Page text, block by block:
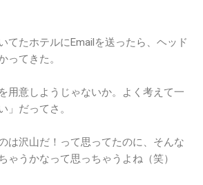
てたホテルにEmailを送ったら、ヘッド
ってきた。
用意しようじゃないか。よく考えて一
」だってさ。
は沢山だ！って思ってたのに、そんな
ゃうかなって思っちゃうよね（笑）